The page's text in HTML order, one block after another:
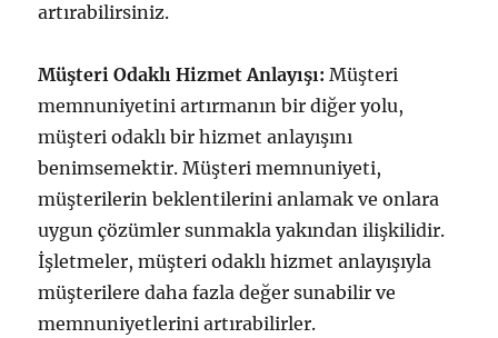
artırabilirsiniz.
Müşteri Odaklı Hizmet Anlayışı: Müşteri
memnuniyetini artırmanın bir diğer yolu,
müşteri odaklı bir hizmet anlayışını
benimsemektir. Müşteri memnuniyeti,
müşterilerin beklentilerini anlamak ve onlara
uygun çözümler sunmakla yakından ilişkilidir.
İşletmeler, müşteri odaklı hizmet anlayışıyla
müşterilere daha fazla değer sunabilir ve
memnuniyetlerini artırabilirler.